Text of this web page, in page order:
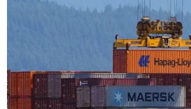
Thái Lan tăng cường quản lý sầu
riêng cuối vụ nhằm giảm áp
09/08/2026 00:58